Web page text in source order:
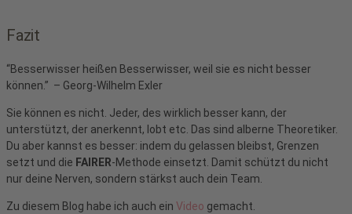
Fazit
“Besserwisser heißen Besserwisser, weil sie es nicht besser
können.” – Georg-Wilhelm Exler
Sie können es nicht. Jeder, des wirklich besser kann, der
unterstützt, der anerkennt, lobt etc. Das sind alberne Theoretiker.
Du aber kannst es besser: indem du gelassen bleibst, Grenzen
setzt und die FAIRER-Methode einsetzt. Damit schützt du nicht
nur deine Nerven, sondern stärkst auch dein Team.
Zu diesem Blog habe ich auch ein Video gemacht.